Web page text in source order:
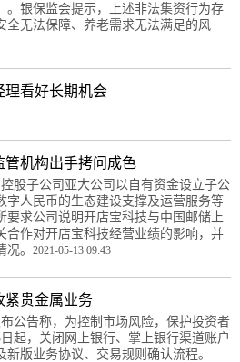
。银保监会提示，上述非法集资行为存
全无法保障、养老需求无法满足的风
理看好长期机会
管机构出手拷问成色
股子公司亚大公司以自有资金设立子公
字人民币的生态建设支撑及运营服务等
要求公司说明开店宝科技与中国邮储上
合作对开店宝科技经营业绩的影响，并
。 2021-05-13 09:43
紧贵金属业务
公告称，为控制市场风险，保护投资者
起，关闭网上银行、掌上银行渠道账户
版业务协议、交易规则确认流程。